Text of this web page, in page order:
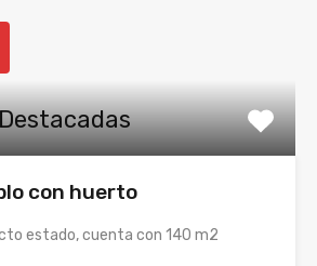
con huerto
estado, cuenta con 140 m2